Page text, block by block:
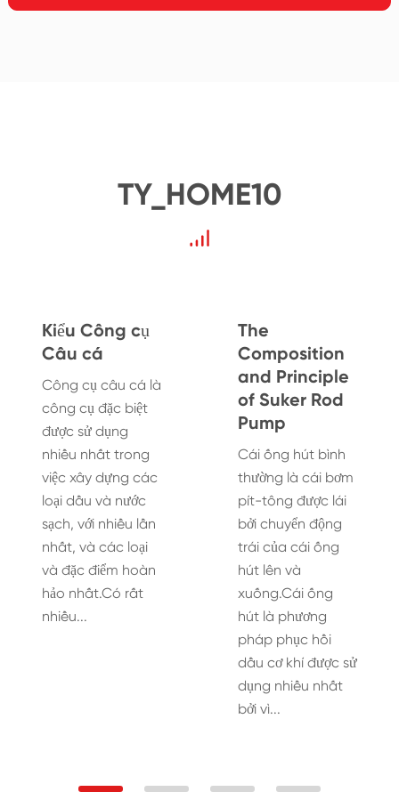
TY_HOME10
Kiểu Công cụ
Câu cá
Công cụ câu cá là
công cụ đặc biệt
được sử dụng
nhiều nhất trong
việc xây dựng các
loại dầu và nước
sạch, với nhiều lần
nhất, và các loại
và đặc điểm hoàn
hảo nhất.Có rất
nhiều...
The
Composition
and Principle
of Suker Rod
Pump
Cái ống hút bình
thường là cái bơm
pít-tông được lái
bởi chuyển động
trái của cái ống
hút lên và
xuống.Cái ống
hút là phương
pháp phục hồi
dầu cơ khí được sử
dụng nhiều nhất
bởi vì...